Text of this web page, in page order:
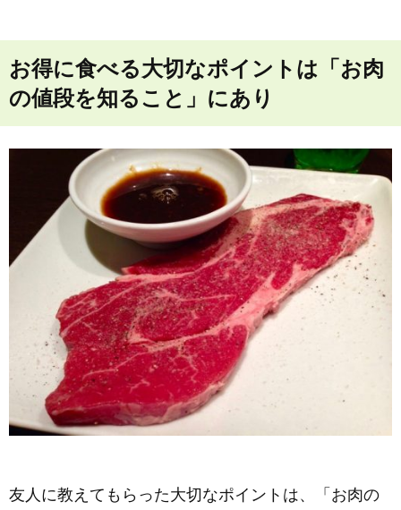
お得に食べる大切なポイントは「お肉
の値段を知ること」にあり
友人に教えてもらった大切なポイントは、「お肉の